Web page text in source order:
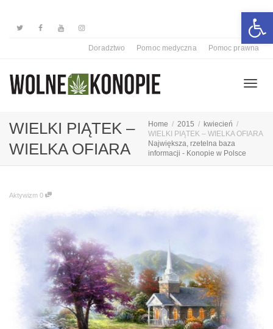
Doradztwo Pomoc medyczna Pomoc prawna
WIELKI PIĄTEK –
WIELKA OFIARA
Home 2015
kwiecień
WIELKI PIĄTEK – WIELKA OFIARA
Największa, rzetelna baza
informacji - Konopie w Polsce
Aktywizm 0